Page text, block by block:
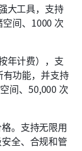
大工具，支持
间、1000 次
年计费），支
功能，并支持
间、50,000 次
。支持无限用
全、合规和管